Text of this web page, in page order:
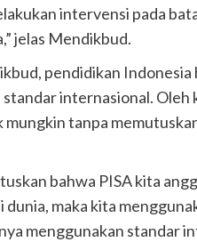
intervensi pada
jelas Mendikbud.
pendidikan Indonesia
standar internasional.
tanpa
bahwa PISA kita
dunia, maka kita
menggunakan standar